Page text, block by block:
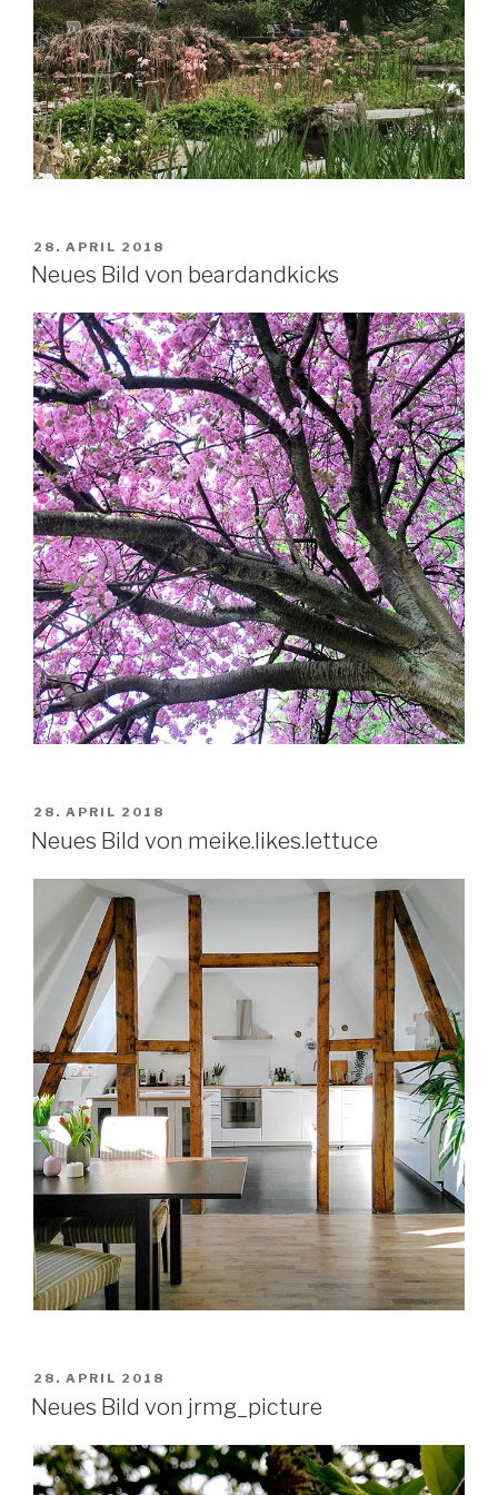
VERÖFFENTLICHT
AM
28. APRIL 2018
Neues Bild von beardandkicks
VERÖFFENTLICHT
AM
28. APRIL 2018
Neues Bild von meike.likes.lettuce
VERÖFFENTLICHT
AM
28. APRIL 2018
Neues Bild von jrmg_picture